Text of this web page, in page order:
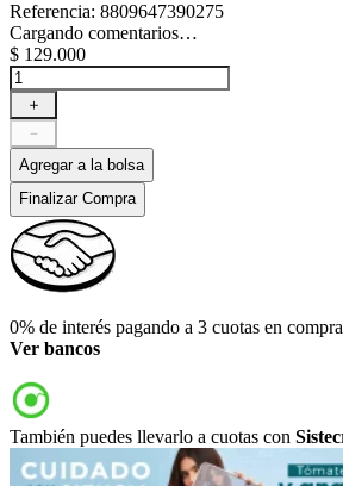
Referencia: 8809647390275
Cargando comentarios…
$ 129.000
＋
－
Agregar a la bolsa
Finalizar Compra
0% de interés pagando a 3 cuotas en
Ver bancos
También puedes llevarlo a cuotas con